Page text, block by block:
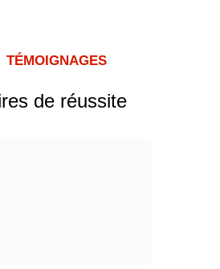
TÉMOIGNAGES
de réussite